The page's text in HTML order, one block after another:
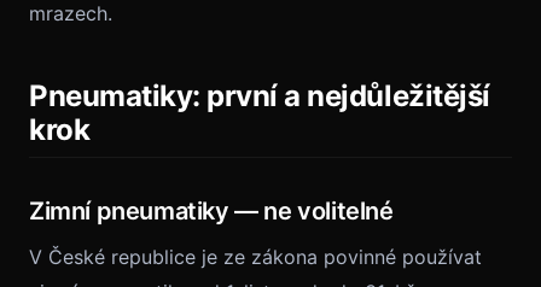
mrazech.
Pneumatiky: první a nejdůležitější
krok
Zimní pneumatiky — ne volitelné
V České republice je ze zákona povinné používat